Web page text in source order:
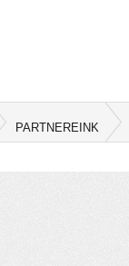
PARTNEREINK